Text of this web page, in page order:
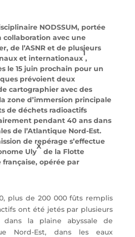
NODSSUM, portée
collaboration avec une
de l’ASNR et de plusieurs
et internationaux
1
,
le 15 juin prochain pour un
prévoient deux
cartographier avec des
zone d’immersion principale
de déchets radioactifs
pendant 40 ans dans
de l’Atlantique Nord-Est.
de repérage s’effectue
Uly
X
de la Flotte
opérée par
plus de 200 000 fûts remplis
ont été jetés par plusieurs
dans la plaine abyssale de
Nord-Est, dans les eaux